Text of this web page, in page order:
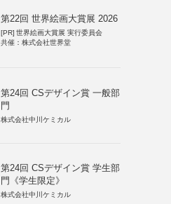
第22回 世界絵画大賞展 2026
[PR] 世界絵画大賞展 実行委員会
共催：株式会社世界堂
第24回 CSデザイン賞 一般部
門
株式会社中川ケミカル
第24回 CSデザイン賞 学生部
門《学生限定》
株式会社中川ケミカル